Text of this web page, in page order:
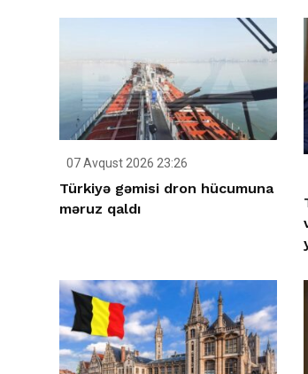
07 Avqust 2026 23:26
Türkiyə gəmisi dron hücumuna
məruz qaldı